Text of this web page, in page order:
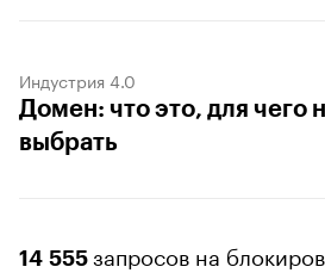
Индустрия 4.0
Домен: что это, для чего
выбрать
14 555 запросов на